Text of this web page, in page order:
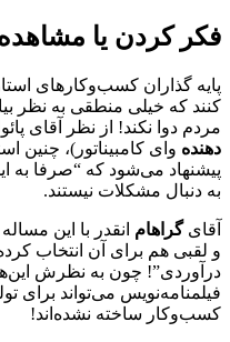
فکر کردن یا
پایه گذاران کسب‌و‌کارهای
کنند که خیلی منطقی به نظر
مردم دوا نکند! از نظر آقای
دهنده وای کامبیناتور)،
پیشنهاد می‌شود که “صرفا به
به دنبال مشکلات نیستند.
آقایگراهام انقدر با این
و لقبی هم برای آن انتخاب
درآوردی”! چون به نظرش
فیلمنامه‌نویس می‌تواند برای
کسب‌و‌کار ساخته نشده‌اند!